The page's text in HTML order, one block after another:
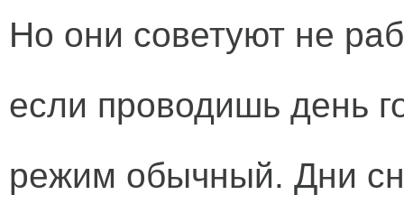
Но они советуют не
если проводишь день
режим обычный. Дни